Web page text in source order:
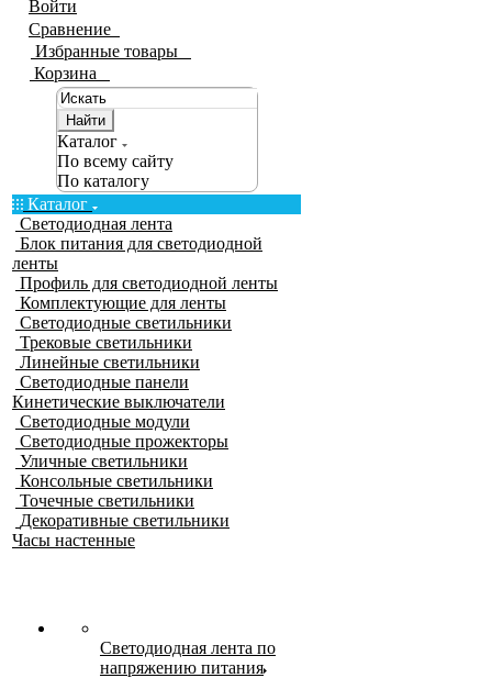
Войти
Сравнение
Избранные товары
Корзина
Найти
Каталог
По всему сайту
По каталогу
Каталог
Светодиодная лента
Блок питания для светодиодной
ленты
Профиль для светодиодной ленты
Комплектующие для ленты
Светодиодные светильники
Трековые светильники
Линейные светильники
Светодиодные панели
Кинетические выключатели
Светодиодные модули
Светодиодные прожекторы
Уличные светильники
Консольные светильники
Точечные светильники
Декоративные светильники
Часы настенные
Светодиодная лента по
напряжению питания